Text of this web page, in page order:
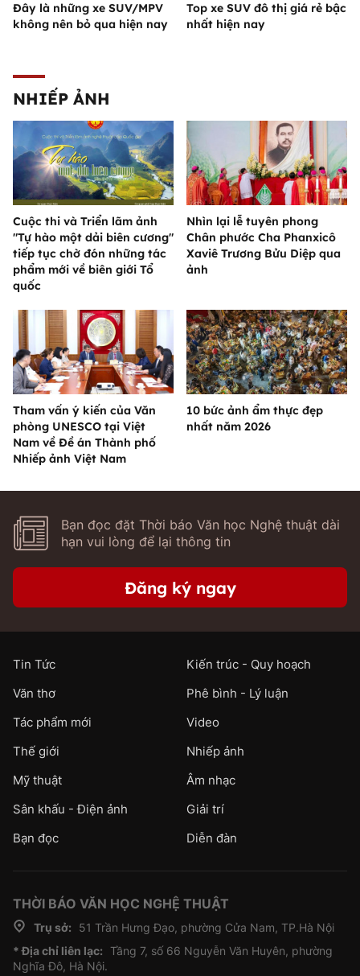
Đây là những xe SUV/MPV
không nên bỏ qua hiện nay
Top xe SUV đô thị giá rẻ bậc
nhất hiện nay
NHIẾP ẢNH
Cuộc thi và Triển lãm ảnh
"Tự hào một dải biên cương"
tiếp tục chờ đón những tác
phẩm mới về biên giới Tổ
quốc
Nhìn lại lễ tuyên phong
Chân phước Cha Phanxicô
Xaviê Trương Bửu Diệp qua
ảnh
Tham vấn ý kiến của Văn
phòng UNESCO tại Việt
Nam về Đề án Thành phố
Nhiếp ảnh Việt Nam
10 bức ảnh ẩm thực đẹp
nhất năm 2026
Bạn đọc đặt Thời báo Văn học Nghệ thuật dài
hạn vui lòng để lại thông tin
Đăng ký ngay
Tin Tức
Kiến trúc - Quy hoạch
Văn thơ
Phê bình - Lý luận
Tác phẩm mới
Video
Thế giới
Nhiếp ảnh
Mỹ thuật
Âm nhạc
Sân khấu - Điện ảnh
Giải trí
Bạn đọc
Diễn đàn
THỜI BÁO VĂN HỌC NGHỆ THUẬT
Trụ sở:
51 Trần Hưng Đạo, phường Cửa Nam, TP.Hà Nội
* Địa chỉ liên lạc: Tầng 7, số 66 Nguyễn Văn Huyên, phường
Nghĩa Đô, Hà Nội.